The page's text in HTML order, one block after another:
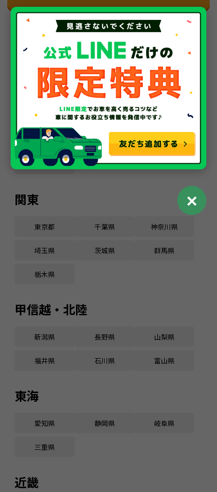
車買取・中古車査定
全国の対応地域一覧
北海道・東北
北海道 青森県 岩手県
宮城県 秋田県 山形県
福島県
関東
東京都 千葉県 神奈川県
埼玉県 茨城県 群馬県
栃木県
甲信越・北陸
新潟県 長野県 山梨県
福井県 石川県 富山県
東海
愛知県 静岡県 岐阜県
三重県
近畿
✕